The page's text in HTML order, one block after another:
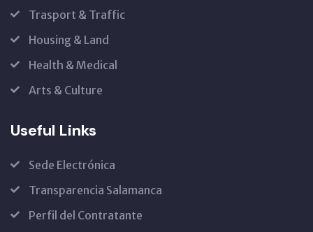
Trasport & Traffic
Housing & Land
Health & Medical
Arts & Culture
Useful Links
Sede Electrónica
Transparencia Salamanca
Perfil del Contratante